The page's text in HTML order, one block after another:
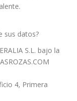
sus datos?
S.L. bajo la
4, Primera